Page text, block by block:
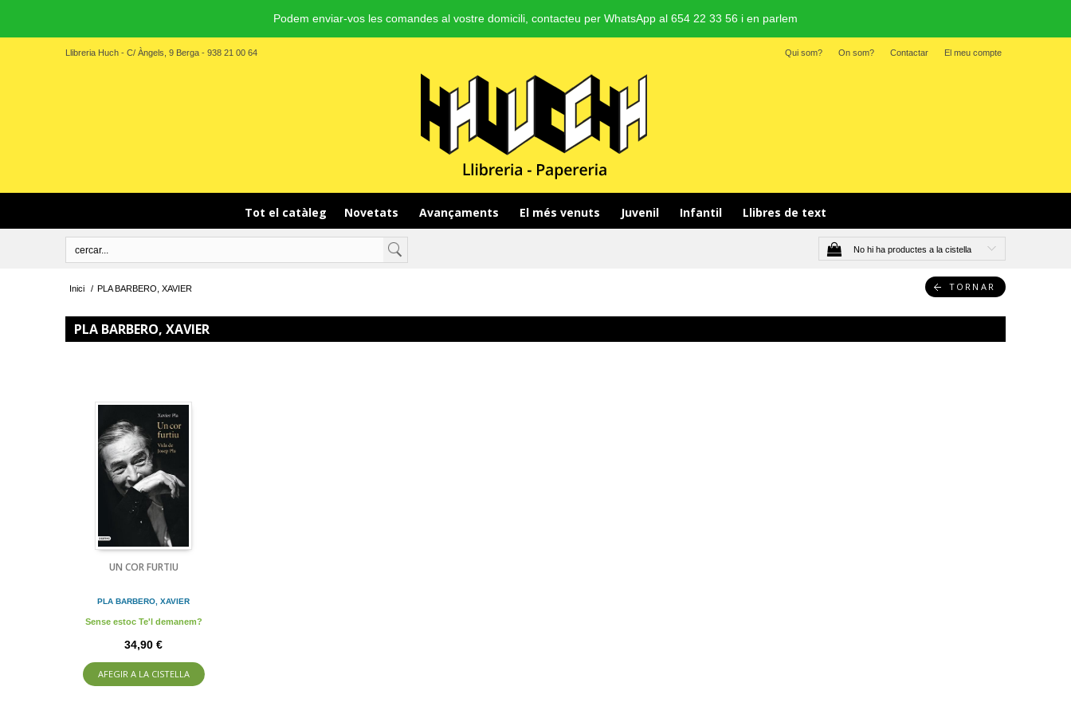
Podem enviar-vos les comandes al vostre domicili, contacteu per WhatsApp al 654 22 33 56 i en parlem
Llibreria Huch - C/ Àngels, 9 Berga - 938 21 00 64 Qui som? On som? Contactar El meu compte
Tot el catàleg Novetats Avançaments El més venuts Juvenil Infantil Llibres de text
No hi ha productes a la cistella
Inici / PLA BARBERO, XAVIER TORNAR
PLA BARBERO, XAVIER
UN COR FURTIU
PLA BARBERO, XAVIER
Sense estoc Te'l demanem?
34,90 €
AFEGIR A LA CISTELLA